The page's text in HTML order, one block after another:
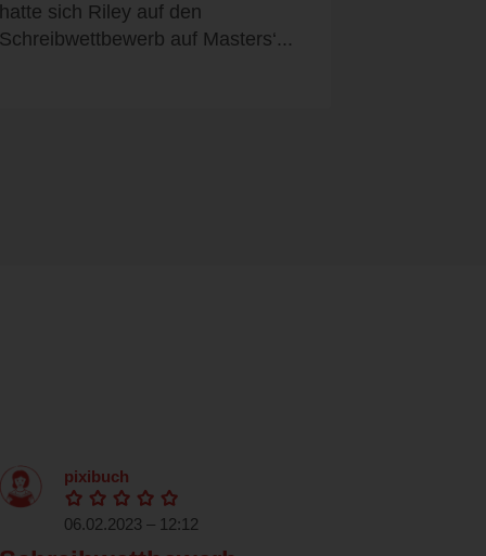
hatte sich Riley auf den
Schreibwettbewerb auf Masters‘...
pixibuch
06.02.2023 – 12:12